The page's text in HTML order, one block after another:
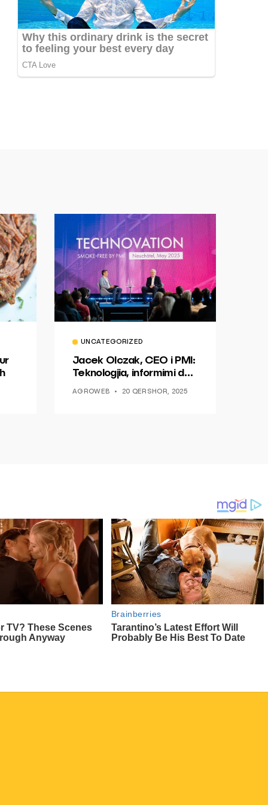
UNCATEGORIZED
Jacek Olczak, CEO i PMI:
Teknologjia, informimi dhe
AGROWEB 20 QERSHOR, 2025